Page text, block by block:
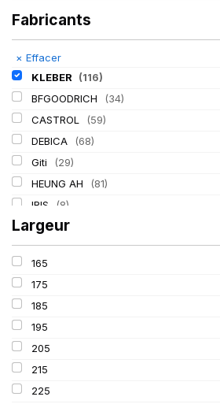
Fabricants
× Effacer
KLEBER
(116)
BFGOODRICH
(34)
CASTROL
(59)
DEBICA
(68)
Giti
(29)
HEUNG AH
(81)
IRIS
(8)
ITALMATIC
LASSA (174)
LING LONG
MICHELIN
MITAS
Mondolfo ferro
PIRELLI
PROMETEON
SCHRADER
Largeur
165
175
185
195
205
215
225